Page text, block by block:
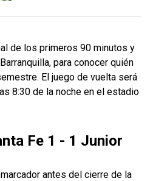
de los primeros 90 minutos y
para conocer quién
El juego de vuelta será
8:30 de la noche en el estadio
Fe 1 - 1 Junior
antes del cierre de la